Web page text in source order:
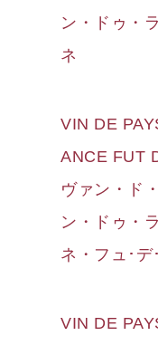
ン・ドゥ・
ネ
VIN DE
ANCE FUT
ヴァン・ド
ン・ドゥ・
ネ・フュ･デ
VIN DE